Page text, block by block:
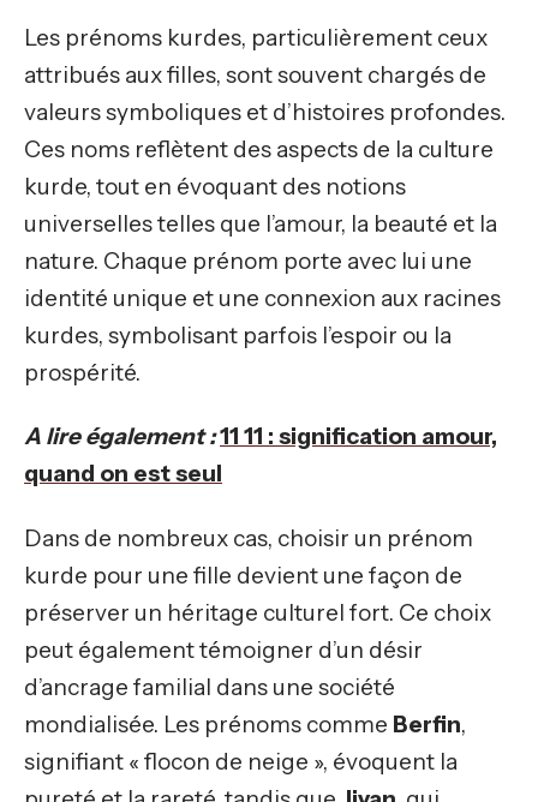
Les prénoms kurdes, particulièrement ceux
attribués aux filles, sont souvent chargés de
valeurs symboliques et d’histoires profondes.
Ces noms reflètent des aspects de la culture
kurde, tout en évoquant des notions
universelles telles que l’amour, la beauté et la
nature. Chaque prénom porte avec lui une
identité unique et une connexion aux racines
kurdes, symbolisant parfois l’espoir ou la
prospérité.
A lire également :11 11 : signification amour,
quand on est seul
Dans de nombreux cas, choisir un prénom
kurde pour une fille devient une façon de
préserver un héritage culturel fort. Ce choix
peut également témoigner d’un désir
d’ancrage familial dans une société
mondialisée. Les prénoms comme Berfin,
signifiant « flocon de neige », évoquent la